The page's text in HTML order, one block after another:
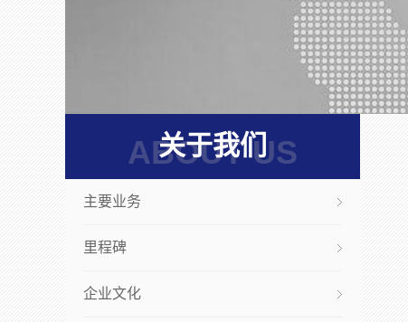
关于我们
ABOUT US
主要业务
里程碑
企业文化